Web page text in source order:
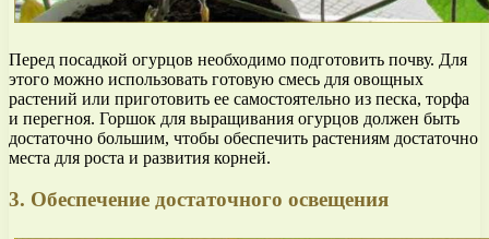
Перед посадкой огурцов необходимо подготовить почву. Для
этого можно использовать готовую смесь для овощных
растений или приготовить ее самостоятельно из песка, торфа
и перегноя. Горшок для выращивания огурцов должен быть
достаточно большим, чтобы обеспечить растениям достаточно
места для роста и развития корней.
3. Обеспечение достаточного освещения